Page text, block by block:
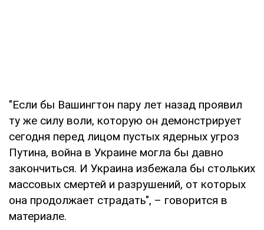
"Если бы Вашингтон пару лет назад проявил
ту же силу воли, которую он демонстрирует
сегодня перед лицом пустых ядерных угроз
Путина, война в Украине могла бы давно
закончиться. И Украина избежала бы стольких
массовых смертей и разрушений, от которых
она продолжает страдать", – говорится в
материале.